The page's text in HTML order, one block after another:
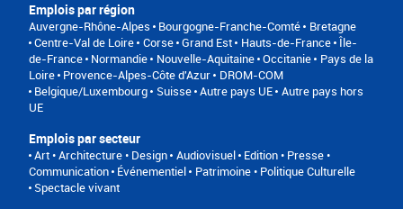
Emplois par région
Auvergne-Rhône-Alpes Bourgogne-Franche-Comté
Bretagne
Centre-Val de Loire Corse Grand Est Hauts-de-France Île-
de-France Normandie Nouvelle-Aquitaine Occitanie
Pays de la
Loire Provence-Alpes-Côte d'Azur
DROM-COM
Belgique/Luxembourg
Suisse Autre pays UE Autre pays hors
UE
Emplois par secteur
Art • Architecture • Design Audiovisuel Edition • Presse •
Communication Événementiel
Patrimoine • Politique Culturelle
Spectacle vivant